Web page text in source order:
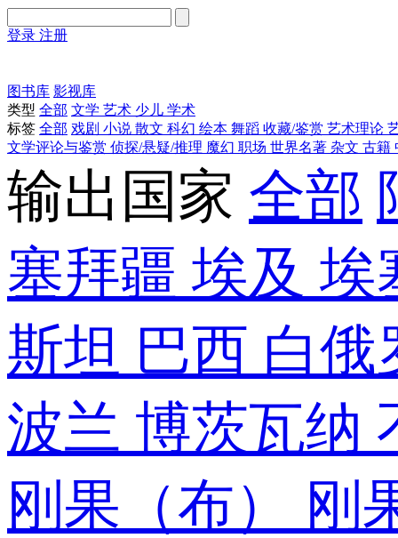
登录 注册
图书库 影视库
类型 全部 文学 艺术 少儿 学术
标签 全部 戏剧 小说 散文 科幻 绘本 舞蹈 收藏/鉴赏 艺术理论
文学评论与鉴赏 侦探/悬疑/推理 魔幻 职场 世界名著 杂文 古籍
输出国家 全部
塞拜疆 埃及 埃
斯坦 巴西 白
波兰 博茨瓦纳
刚果（布）
刚